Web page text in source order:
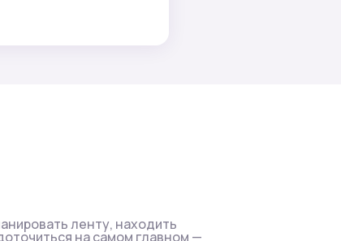
ленту, находить
на самом главном —